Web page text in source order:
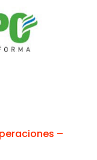
–